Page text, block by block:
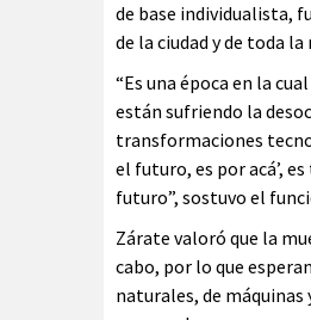
de base individualista,
de la ciudad y de toda la
“Es una época en la
están sufriendo la
transformaciones
el futuro, es por acá’,
futuro”, sostuvo el
Zárate valoró que la
cabo, por lo que
naturales, de máquinas